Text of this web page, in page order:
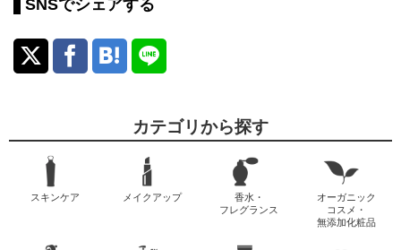
SNSでシェアする
カテゴリから探す
スキンケア メイクアップ
香水・
フレグランス
オーガニック
コスメ・
無添加化粧品